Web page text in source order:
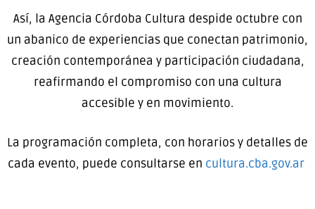
Así, la Agencia Córdoba Cultura despide octubre con
un abanico de experiencias que conectan patrimonio,
creación contemporánea y participación ciudadana,
reafirmando el compromiso con una cultura
accesible y en movimiento.
La programación completa, con horarios y detalles de
cada evento, puede consultarse en cultura.cba.gov.ar